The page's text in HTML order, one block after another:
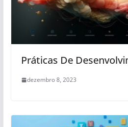
Práticas De
dezembro 8, 2023